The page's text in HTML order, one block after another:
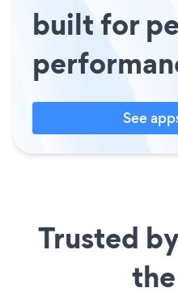
built for
See
Trusted